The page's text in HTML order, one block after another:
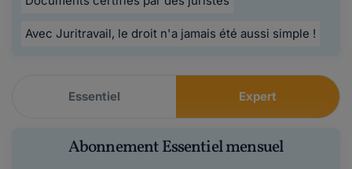
Avec Juritravail, le droit n'a jamais été aussi simple !
Essentiel Expert
Abonnement Essentiel mensuel